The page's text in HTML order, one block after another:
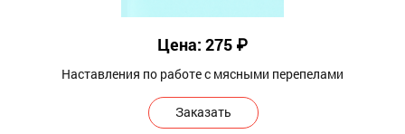
Цена: 275 ₽
Наставления по работе с мясными перепелами
Заказать